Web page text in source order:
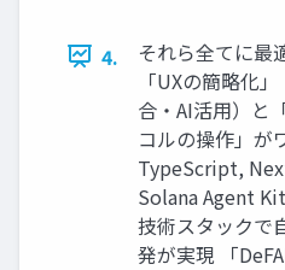
4.
それら全てに最
「UXの簡略化
合・AI活用）と
コルの操作」が
TypeScript,
Solana Agent
技術スタックで
発が実現 「